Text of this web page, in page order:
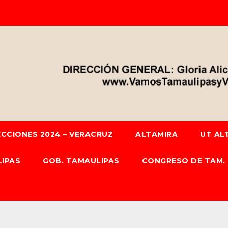
2024 – VERACRUZ ALTAMIRA UT
GOB. TAMAULIPAS CONGRESO DE TAM.